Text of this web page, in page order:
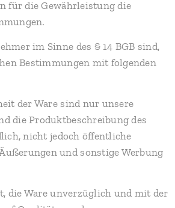
für die Gewährleistung die
im Sinne des § 14 BGB sind,
Bestimmungen mit folgenden
der Ware sind nur unsere
die Produktbeschreibung des
nicht jedoch öffentliche
und sonstige Werbung
die Ware unverzüglich und mit der